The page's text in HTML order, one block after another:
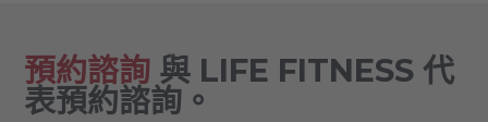
預約諮詢與 LIFE FITNESS 代
表預約諮詢。